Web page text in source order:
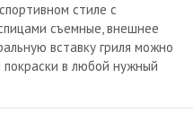
стиле с
съемные, внешнее
вставку гриля можно
покраски в любой нужный